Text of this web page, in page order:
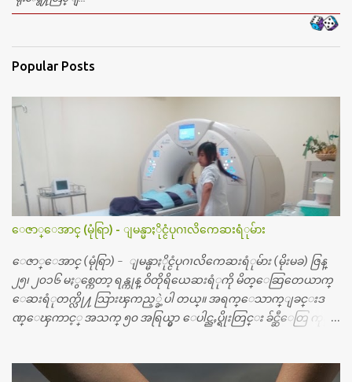
Popular Posts
ေဇာ္ေအာင္ (မုံရြာ) - ျမန္မာႏိုင္ငံပုဂၢလိကေဆးရံုမ်ား
ေဇာ္ေအာင္ (မုံရြာ) - ျမန္မာႏိုင္ငံပုဂၢလိကေဆးရံုမ်ား (မိုးမခ) ဇြန္
၂၅၊ ၂၀၁၆ မႏွစ္ကေတာ့ ရန္ကုန္ ဝိတိုရိယေဆးရံုကို မိတ္ေဆြတေယာက္
ေဆးရံုတက္လို႔ သြားၾကည့္ခဲ့ပါ တယ္။ အရက္ေသာက္ျခင္းဒ
ဏ္ေၾကာင့္ အသက္ ၅၀ အရြယ္မွာ ေပါင္ညႇပ္ရိုးတြင္း ခ်င္ဆီေတြ ကုန္ခ
စၿပီး၊ အာရွေတာ္ဝင္ခြဲစိတ္ခန္းကို ငွားရမ္းခြဲစိတ္ အရိုးအစားထိုးကုပါတ